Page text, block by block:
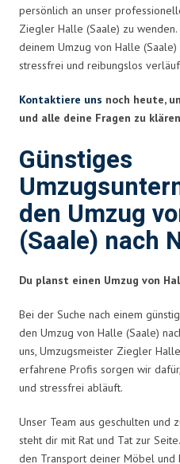
persönlich an unser
Ziegler Halle (Saale) zu
deinem Umzug von Halle
stressfrei und reibungslos
Kontaktiere uns noch heute,
und alle deine Fragen zu
Günstiges
den Umzug
(Saale) nach
Du planst einen Umzug von
Bei der Suche nach einem
den Umzug von Halle (Saale)
uns, Umzugsmeister Ziegler
erfahrene Profis sorgen wir
und stressfrei abläuft.
Unser Team aus geschulten und
steht dir mit Rat und Tat zur
den Transport deiner Möbel und